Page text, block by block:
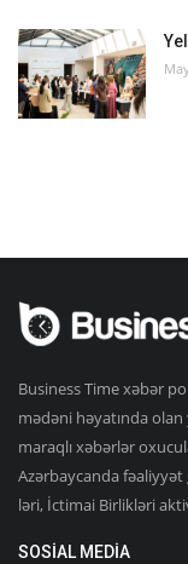
Business Time xəbər
mədəni həyatında
maraqlı xəbərlər
Azərbaycanda
ləri, İctimai Birlikləri
SOSIAL MEDIA